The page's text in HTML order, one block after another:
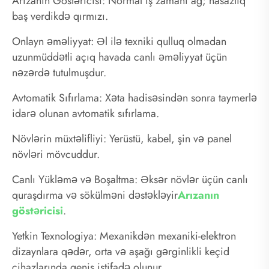
baş verdikdə qırmızı.
Onlayn əməliyyat: Əl ilə texniki qulluq olmadan
uzunmüddətli açıq havada canlı əməliyyat üçün
nəzərdə tutulmuşdur.
Avtomatik Sıfırlama: Xəta hadisəsindən sonra taymerlə
idarə olunan avtomatik sıfırlama.
Növlərin müxtəlifliyi: Yerüstü, kabel, şin və panel
növləri mövcuddur.
Canlı Yükləmə və Boşaltma: Əksər növlər üçün canlı
quraşdırma və sökülməni dəstəkləyirArızanın
göstəricisi.
Yetkin Texnologiya: Mexanikdən mexaniki-elektron
dizaynlara qədər, orta və aşağı gərginlikli keçid